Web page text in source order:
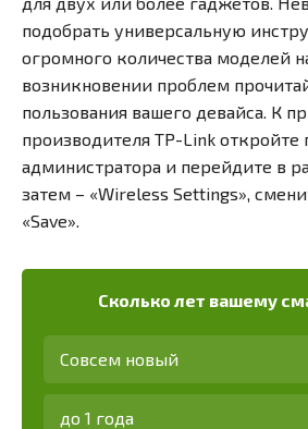
подобрать универсальную
огромного количества моделей
возникновении проблем
пользования вашего девайса. К
производителя TP-Link откройте
администратора и перейдите в
затем – «Wireless Settings»,
«Save».
Сколько лет вашему
Совсем новый
до 1 года